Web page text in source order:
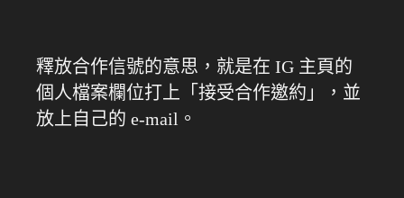
釋放合作信號的意思，就是在 IG 主頁的
個人檔案欄位打上「接受合作邀約」，並
放上自己的 e-mail。